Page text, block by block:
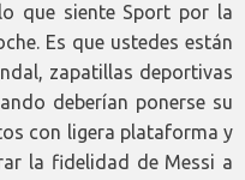
que siente Sport por la
Es que ustedes están
zapatillas deportivas
deberían ponerse su
con ligera plataforma y
la fidelidad de Messi a